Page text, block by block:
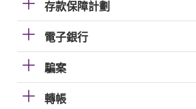
存款保障計劃
電子銀行
騙案
轉帳